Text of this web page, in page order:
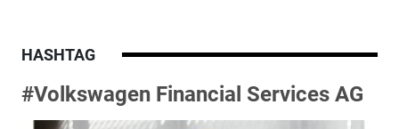
HASHTAG
#Volkswagen Financial Services AG